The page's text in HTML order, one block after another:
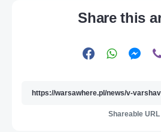
Share this
Shareable URL